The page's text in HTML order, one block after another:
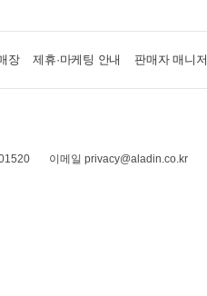
장 제휴·마케팅 안내 판매자 매니저
이메일 privacy@aladin.co.kr